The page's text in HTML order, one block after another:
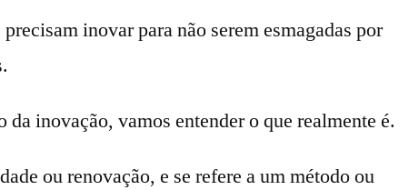
inovar para não serem esmagadas por
da inovação, vamos entender o que realmente é.
ou renovação, e se refere a um método ou